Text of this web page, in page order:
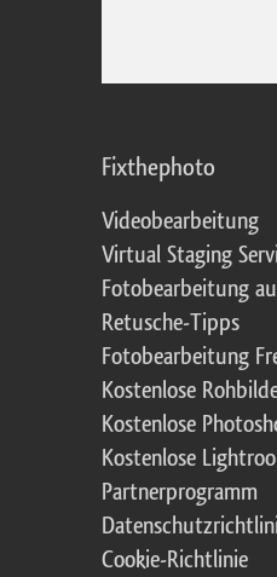
Fixthephoto
Videobearbeitung
Virtual Staging
Fotobearbeitung
Retusche-Tipps
Fotobearbeitung
Kostenlose
Kostenlose
Kostenlose
Partnerprogramm
Cookie-Richtlinie